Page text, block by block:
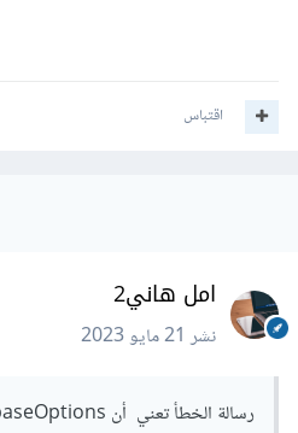
اقتباس
امل هاني2
نشر21 مايو 2023